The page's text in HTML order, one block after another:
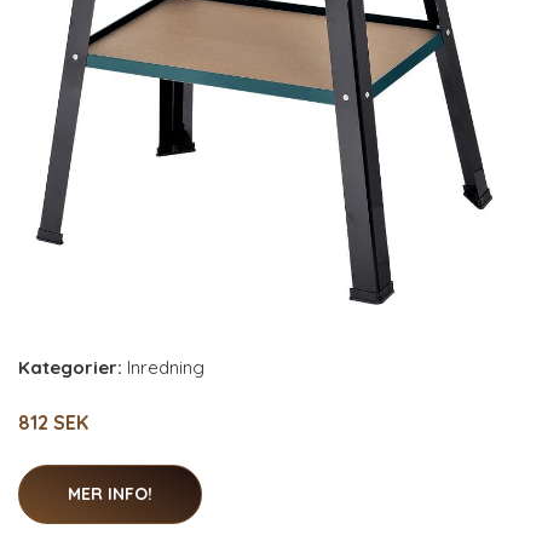
Kategorier: Inredning
812 SEK
MER INFO!